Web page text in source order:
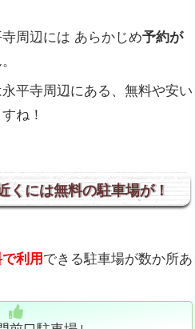
周辺には あらかじめ予約が
平寺周辺にある、無料や安い
ね！
くには無料の駐車場が！
利用 できる駐車場が数か所あ